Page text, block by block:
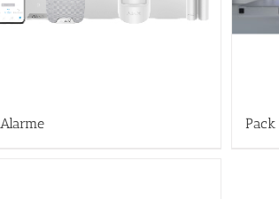
Alarme Pack